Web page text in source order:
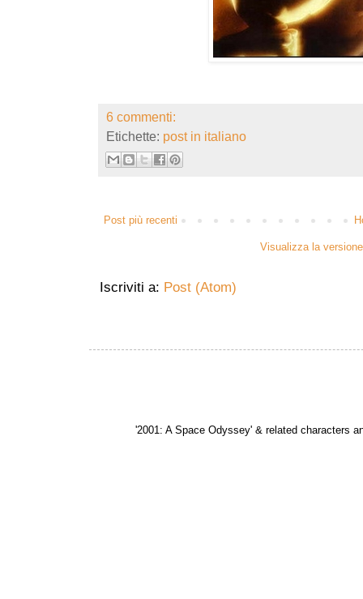
6 commenti:
Etichette: post in italiano
Post più recenti
Visualizza la
Iscriviti a: Post (Atom)
'2001: A Space Odyssey' & related characters